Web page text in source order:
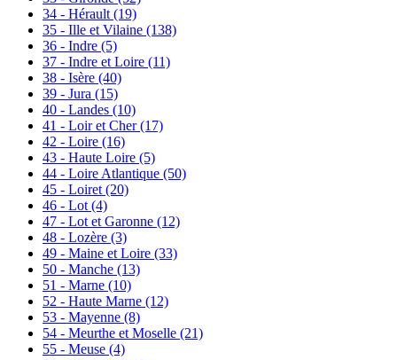
34 - Hérault (19)
35 - Ille et Vilaine (138)
36 - Indre (5)
37 - Indre et Loire (11)
38 - Isère (40)
39 - Jura (15)
40 - Landes (10)
41 - Loir et Cher(17)
42 - Loire (16)
43 - Haute Loire (5)
44 - Loire Atlantique (50)
45 - Loiret (20)
46 - Lot (4)
47 - Lot et Garonne (12)
48 - Lozère (3)
49 - Maine et Loire (33)
50 - Manche (13)
51 - Marne (10)
52 - Haute Marne (12)
53 - Mayenne (8)
54 - Meurthe et Moselle (21)
55 - Meuse (4)